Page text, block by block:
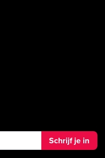
Schrijf je in